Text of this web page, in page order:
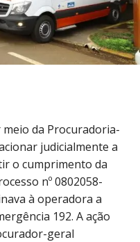
da Procuradoria-
judicialmente a
o cumprimento da
nº 0802058-
à operadora a
192. A ação
geral